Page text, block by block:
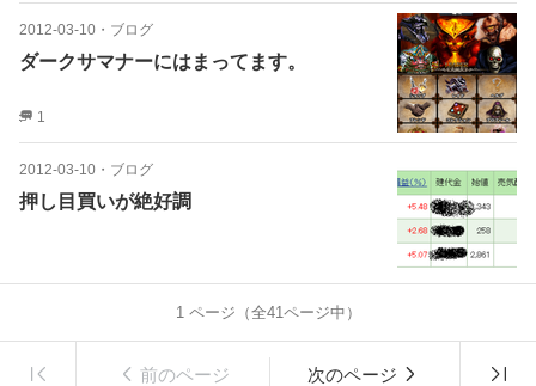
2012-03-10 ・ ブログ
ダークサマナーにはまってます。
1
2012-03-10 ・ ブログ
押し目買いが絶好調
1ページ（全41ページ中）
前のページ 次のページ